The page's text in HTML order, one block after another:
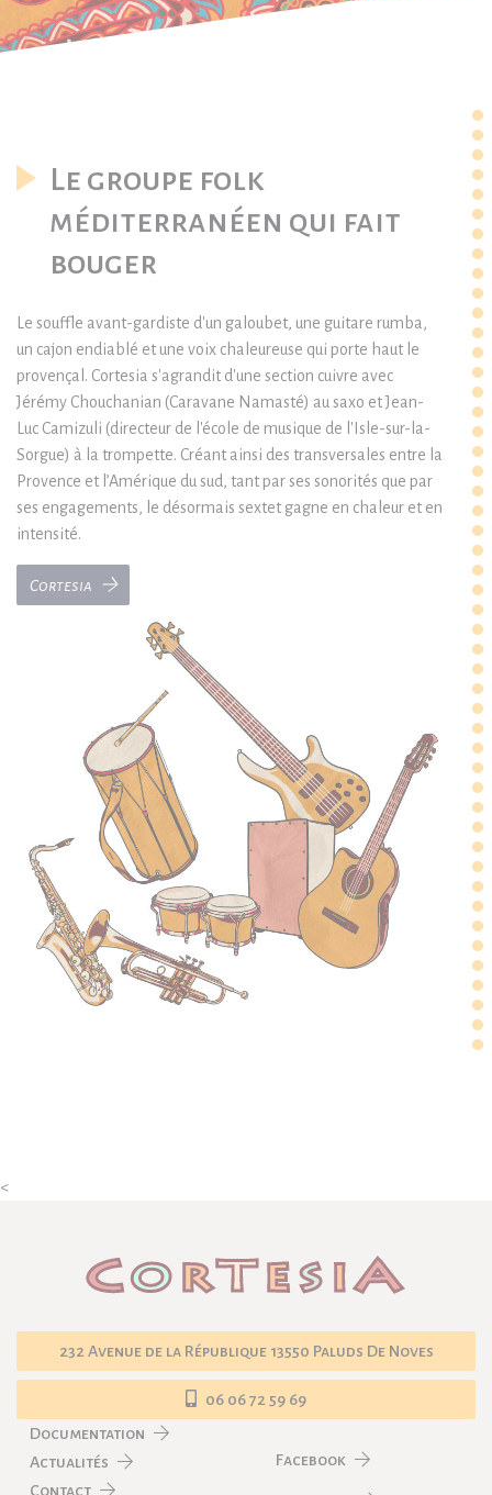
Le groupe folk
méditerranéen qui fait
bouger
Le souffle avant-gardiste d'un galoubet, une guitare rumba,
un cajon endiablé et une voix chaleureuse qui porte haut le
provençal. Cortesia s'agrandit d'une section cuivre avec
Jérémy Chouchanian (Caravane Namasté) au saxo et Jean-
Luc Camizuli (directeur de l'école de musique de l'Isle-sur-la-
Sorgue) à la trompette. Créant ainsi des transversales entre la
Provence et l’Amérique du sud, tant par ses sonorités que par
ses engagements, le désormais sextet gagne en chaleur et en
intensité.
Cortesia
<
232 Avenue de la République 13550 Paluds De Noves
06 06 72 59 69
Documentation
Actualités
Contact
Facebook